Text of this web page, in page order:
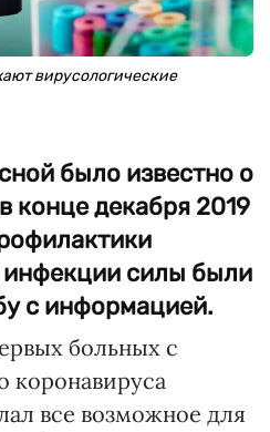
вирусологические
было известно о
конце декабря 2019
инфекции силы были
с информацией.
больных с
коронавируса
все возможное для